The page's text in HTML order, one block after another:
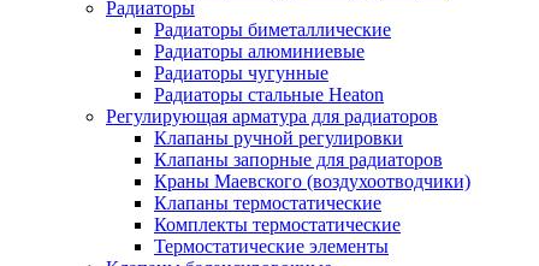
Радиаторы
Радиаторы биметаллические
Радиаторы алюминиевые
Радиаторы чугунные
Радиаторы стальные Heaton
Регулирующая арматура для радиаторов
Клапаны ручной регулировки
Клапаны запорные для радиаторов
Краны Маевского (воздухоотводчики)
Клапаны термостатические
Комплекты термостатические
Термостатические элементы